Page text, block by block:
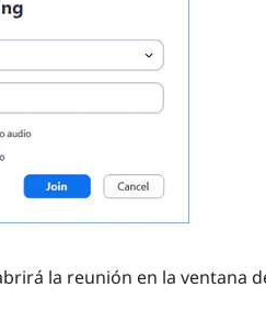
la reunión en la ventana